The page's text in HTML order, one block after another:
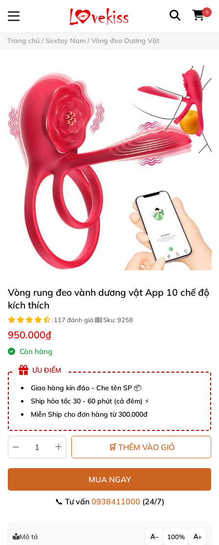
0
Trang chủ / Sextoy Nam / Vòng đeo Dương Vật
Vòng rung đeo vành dương vật App 10 chế độ
kích thích
|117 đánh giá| Sku:9258
950.000₫
Còn hàng
ƯU ĐIỂM
Giao hàng kín đáo - Che tên SP 📦
Ship hỏa tốc 30 - 60 phút (cả đêm) ⚡
Miễn Ship cho đơn hàng từ 300.000đ
🛒 THÊM VÀO GIỎ
MUA NGAY
📞 Tư vấn 0938411000 (24/7)
Mô tả − 100% +